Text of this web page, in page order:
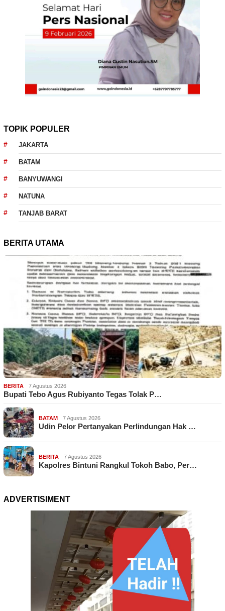
TOPIK POPULER
JAKARTA
BATAM
BANYUWANGI
NATUNA
TANJAB BARAT
BERITA UTAMA
BERITA 7 Agustus 2026
Bupati Tebo Agus Rubiyanto Tegas Tolak P…
BATAM 7 Agustus 2026
Udin Pelor Pertanyakan Perlindungan Hak …
BERITA 7 Agustus 2026
Kapolres Bintuni Rangkul Tokoh Babo, Per…
ADVERTISIMENT